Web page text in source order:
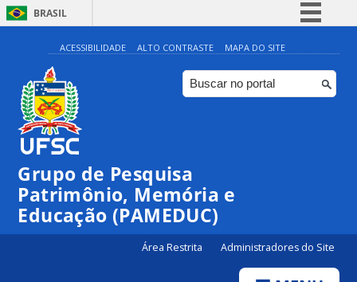
BRASIL
Simplifique!
Comunica BR
Participe
ACESSIBILIDADE ALTO CONTRASTE MAPA DO SITE
Grupo de Pesquisa
Patrimônio, Memória e
Educação (PAMEDUC)
Área Restrita Administradores do Site